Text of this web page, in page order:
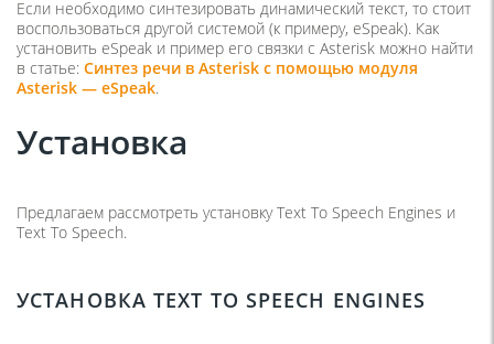
Если необходимо синтезировать динамический текст, то стоит
воспользоваться другой системой (к примеру, eSpeak). Как
установить eSpeak и пример его связки с Asterisk можно найти
в статье: Синтез речи в Asterisk с помощью модуля
Asterisk — eSpeak.
Установка
Предлагаем рассмотреть установку Text To Speech Engines и
Text To Speech.
УСТАНОВКА TEXT TO SPEECH ENGINES